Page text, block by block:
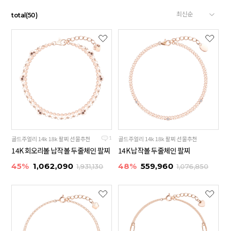
total (50)
1
골드주얼리 14k 18k 팔찌 선물추천
14K 회오리볼 납작볼 두줄체인 팔찌
45% 1,062,090 1,931,130
골드주얼리 14k 18k 팔찌 선물추천
14K 납작볼 두줄체인 팔찌
48% 559,960 1,076,850